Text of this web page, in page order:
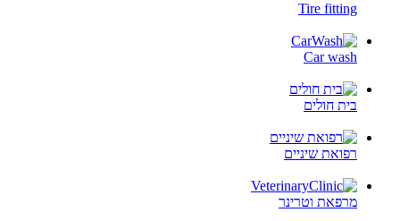
Tire fitting
Car wash
בית חולים
רפואת שיניים
מרפאת וטרינר